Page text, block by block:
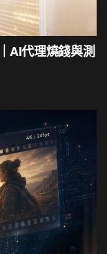
AI代理燒錢與測